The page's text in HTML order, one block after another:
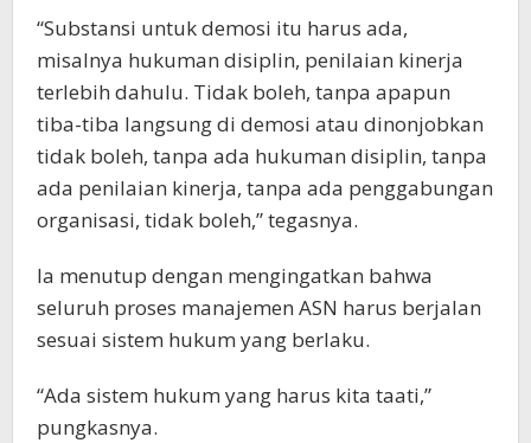
“Substansi untuk demosi itu harus ada,
misalnya hukuman disiplin, penilaian kinerja
terlebih dahulu. Tidak boleh, tanpa apapun
tiba-tiba langsung di demosi atau dinonjobkan
tidak boleh, tanpa ada hukuman disiplin, tanpa
ada penilaian kinerja, tanpa ada penggabungan
organisasi, tidak boleh,” tegasnya.
Ia menutup dengan mengingatkan bahwa
seluruh proses manajemen ASN harus berjalan
sesuai sistem hukum yang berlaku.
“Ada sistem hukum yang harus kita taati,”
pungkasnya.